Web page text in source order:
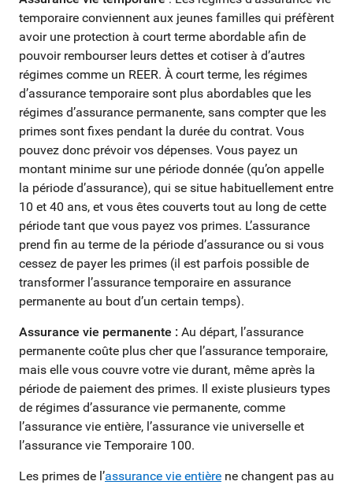
temporaire conviennent aux jeunes familles qui préfèrent
avoir une protection à court terme abordable afin de
pouvoir rembourser leurs dettes et cotiser à d’autres
régimes comme un REER. À court terme, les régimes
d’assurance temporaire sont plus abordables que les
régimes d’assurance permanente, sans compter que les
primes sont fixes pendant la durée du contrat. Vous
pouvez donc prévoir vos dépenses. Vous payez un
montant minime sur une période donnée (qu’on appelle
la période d’assurance), qui se situe habituellement entre
10 et 40 ans, et vous êtes couverts tout au long de cette
période tant que vous payez vos primes. L’assurance
prend fin au terme de la période d’assurance ou si vous
cessez de payer les primes (il est parfois possible de
transformer l’assurance temporaire en assurance
permanente au bout d’un certain temps).
Assurance vie permanente : Au départ, l’assurance
permanente coûte plus cher que l’assurance temporaire,
mais elle vous couvre votre vie durant, même après la
période de paiement des primes. Il existe plusieurs types
de régimes d’assurance vie permanente, comme
l’assurance vie entière, l’assurance vie universelle et
l’assurance vie Temporaire 100.
Les primes de l’assurance vie entière ne changent pas au